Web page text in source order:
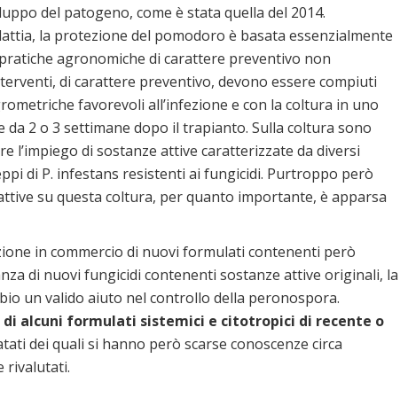
del patogeno, come è stata quella del 2014.
la protezione del pomodoro è basata essenzialmente
agronomiche di carattere preventivo non
di carattere preventivo, devono essere compiuti
favorevoli all’infezione e con la coltura in uno
2 o 3 settimane dopo il trapianto. Sulla coltura sono
l’impiego di sostanze attive caratterizzate da diversi
di P. infestans resistenti ai fungicidi. Purtroppo però
su questa coltura, per quanto importante, è apparsa
in commercio di nuovi formulati contenenti però
di nuovi fungicidi contenenti sostanze attive originali, la
un valido aiuto nel controllo della peronospora.
di alcuni formulati sistemici e citotropici di recente o
dei quali si hanno però scarse conoscenze circa
rivalutati.